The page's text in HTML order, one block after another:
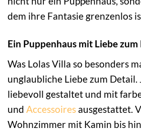
dem ihre Fantasie grenzenlos
Ein Puppenhaus mit Liebe zum
Was Lolas Villa so besonders
unglaubliche Liebe zum Detail.
liebevoll gestaltet und mit
und Accessoires ausgestattet.
Wohnzimmer mit Kamin bis